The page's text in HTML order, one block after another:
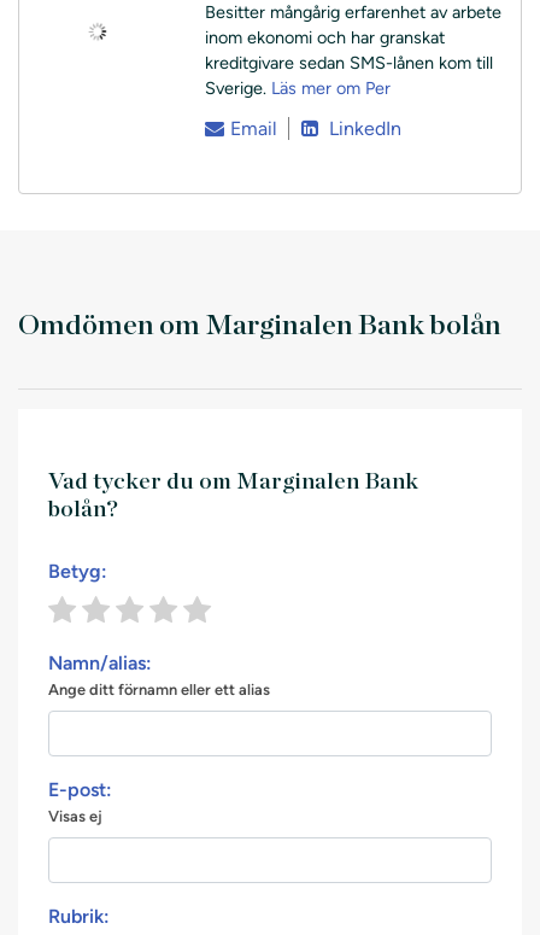
Besitter mångårig erfarenhet av arbete
inom ekonomi och har granskat
kreditgivare sedan SMS-lånen kom till
Sverige. Läs mer om Per
Email LinkedIn
Omdömen om Marginalen Bank bolån
Vad tycker du om Marginalen Bank
bolån?
Betyg:
Namn/alias:
Ange ditt förnamn eller ett alias
E-post:
Visas ej
Rubrik: